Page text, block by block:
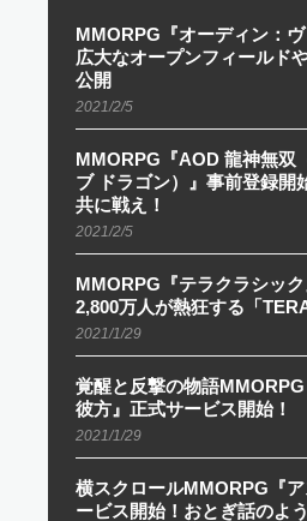
MMORPG『オーディン：ヴ
広大なオープンフィールド
公開
2021/2/5
MMORPG『AOD 龍神無双
ブ ドラゴン）』事前登録開
共に戦え！
2021/2/5
MMORPG『テラクラシッ
2,800万人が熱狂する「
2021/1/29
覚醒と反撃の物語
彼方』正式サービス開始！
2021/1/29
横スクロールMMORPG『
ービス開始！おとぎ話のよ